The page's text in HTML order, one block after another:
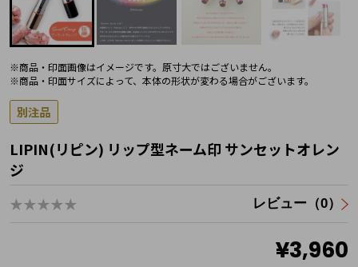
※商品・印面画像はイメージです。原寸大ではございません。
※商品・印面サイズによって、本体の形状が変わる場合がございます。
別注品
LIPIN(リピン) リップ型ネーム印 サンセットオレン
ジ
★★★★★ レビュー（0）
¥3,960